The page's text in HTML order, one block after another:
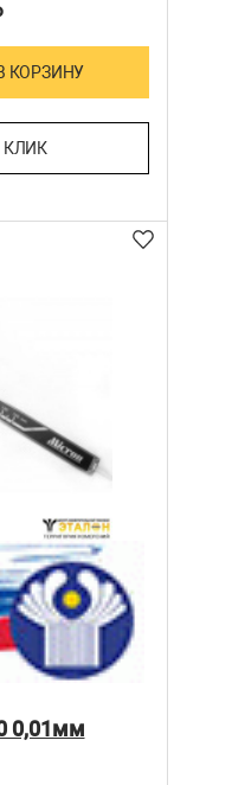
КОРЗИНУ
КЛИК
0,01мм